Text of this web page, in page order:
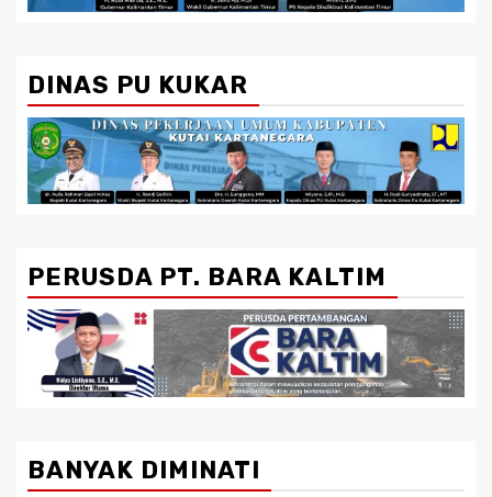
DINAS PU KUKAR
PERUSDA PT. BARA KALTIM
BANYAK DIMINATI